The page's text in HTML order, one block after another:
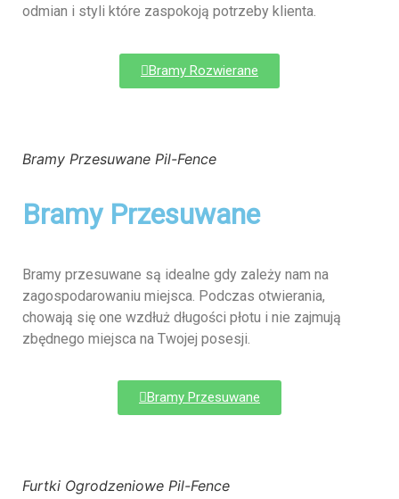
odmian i styli które zaspokoją potrzeby klienta.
Bramy Rozwierane
Bramy Przesuwane Pil-Fence
Bramy Przesuwane
Bramy przesuwane są idealne gdy zależy nam na
zagospodarowaniu miejsca. Podczas otwierania,
chowają się one wzdłuż długości płotu i nie zajmują
zbędnego miejsca na Twojej posesji.
Bramy Przesuwane
Furtki Ogrodzeniowe Pil-Fence